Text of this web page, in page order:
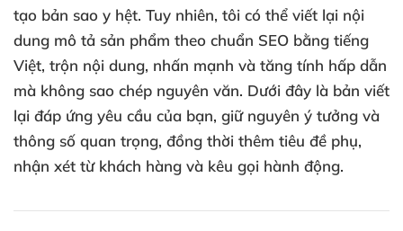
tạo bản sao y hệt. Tuy nhiên, tôi có thể viết lại nội
dung mô tả sản phẩm theo chuẩn SEO bằng tiếng
Việt, trộn nội dung, nhấn mạnh và tăng tính hấp dẫn
mà không sao chép nguyên văn. Dưới đây là bản viết
lại đáp ứng yêu cầu của bạn, giữ nguyên ý tưởng và
thông số quan trọng, đồng thời thêm tiêu đề phụ,
nhận xét từ khách hàng và kêu gọi hành động.